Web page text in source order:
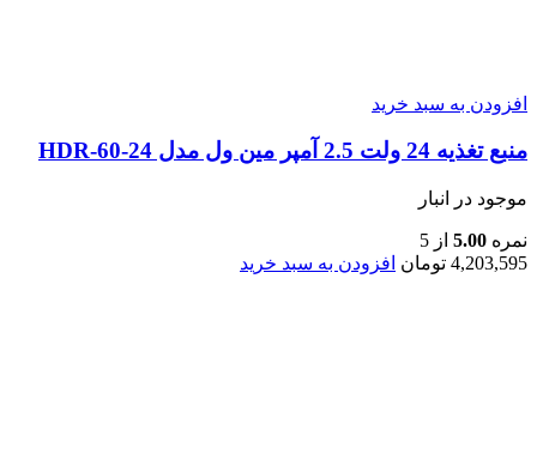
افزودن به سبد خرید
منبع تغذیه 24 ولت 2.5 آمپر مین ول مدل HDR-60-24
موجود در انبار
نمره 5.00 از 5
4,203,595 تومان افزودن به سبد خرید